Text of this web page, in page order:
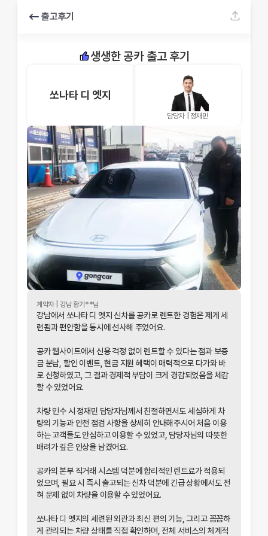
출고후기
생생한 공카 출고 후기
쏘나타 디 엣지
담당자 | 정재민
계약자 | 강남 황기 **님
강남에서 쏘나타 디 엣지 신차를 공카로 렌트한 경험은 제게 세
련됨과 편안함을 동시에 선사해 주었어요.
공카 웹사이트에서 신용 걱정 없이 렌트할 수 있다는 점과 보증
금 분납, 할인 이벤트, 현금 지원 혜택이 매력적으로 다가와 바
로 신청하였고, 그 결과 경제적 부담이 크게 경감되었음을 체감
할 수 있었어요.
차량 인수 시 정재민 담당자님께서 친절하면서도 세심하게 차
량의 기능과 안전 점검 사항을 상세히 안내해주시어 처음 이용
하는 고객들도 안심하고 이용할 수 있었고, 담당자님의 따뜻한
배려가 깊은 인상을 남겼어요.
공카의 본부 직거래 시스템 덕분에 합리적인 렌트료가 적용되
었으며, 필요 시 즉시 출고되는 신차 덕분에 긴급 상황에서도 전
혀 문제 없이 차량을 이용할 수 있었어요.
쏘나타 디 엣지의 세련된 외관과 최신 편의 기능, 그리고 꼼꼼하
게 관리되는 차량 상태를 직접 확인하며, 전체 서비스의 체계적
'(주)공카'는 (이하 '회사'는) 고객님의 개인정보를 중요시하며, "정보
통신망 이용촉진 및 정보보호"에 관한 법률을 준수하고 있습니다.